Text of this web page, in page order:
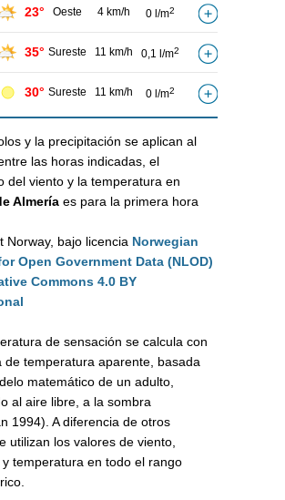
23° Oeste 4 km/h 0 l/m2
35° Sureste 11 km/h 0,1 l/m2
30° Sureste 11 km/h 0 l/m2
y la precipitación se aplican al
las horas indicadas, el
del viento y la temperatura en
Almería es para la primera hora
Norway, bajo licencia Norwegian
Open Government Data (NLOD)
Commons 4.0 BY
de sensación se calcula con
de temperatura aparente, basada
matemático de un adulto,
al aire libre, a la sombra
1994). A diferencia de otros
utilizan los valores de viento,
y temperatura en todo el rango